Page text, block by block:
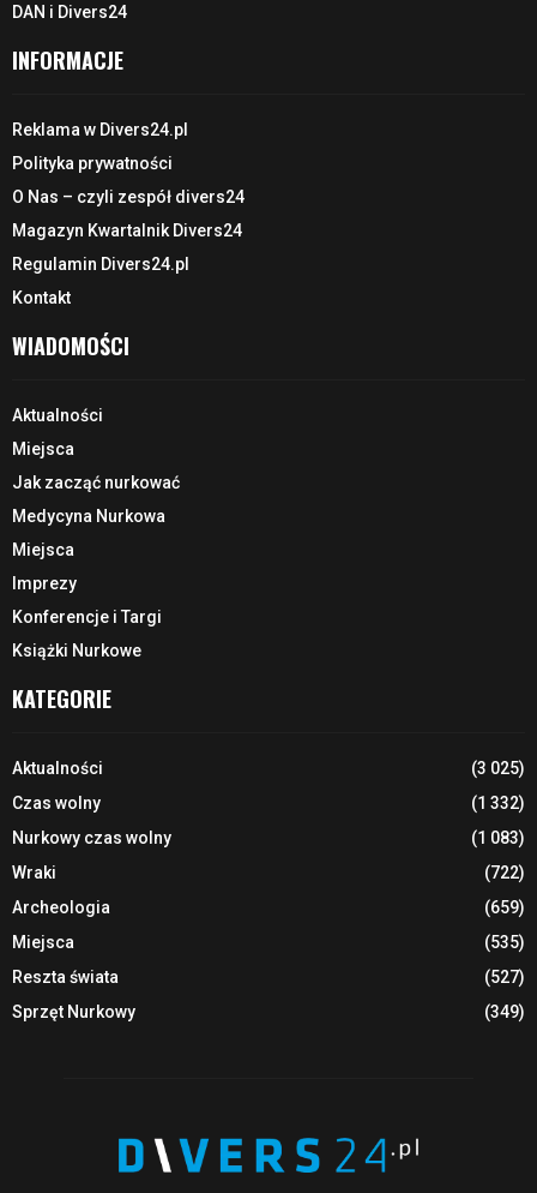
DAN i Divers24
INFORMACJE
Reklama w Divers24.pl
Polityka prywatności
O Nas – czyli zespół divers24
Magazyn Kwartalnik Divers24
Regulamin Divers24.pl
Kontakt
WIADOMOŚCI
Aktualności
Miejsca
Jak zacząć nurkować
Medycyna Nurkowa
Miejsca
Imprezy
Konferencje i Targi
Książki Nurkowe
KATEGORIE
Aktualności
(3 025)
Czas wolny
(1 332)
Nurkowy czas wolny
(1 083)
Wraki
(722)
Archeologia
(659)
Miejsca
(535)
Reszta świata
(527)
Sprzęt Nurkowy
(349)